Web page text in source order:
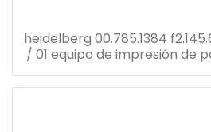
heidelberg 00.785.1384
/ 01 equipo de impresión de